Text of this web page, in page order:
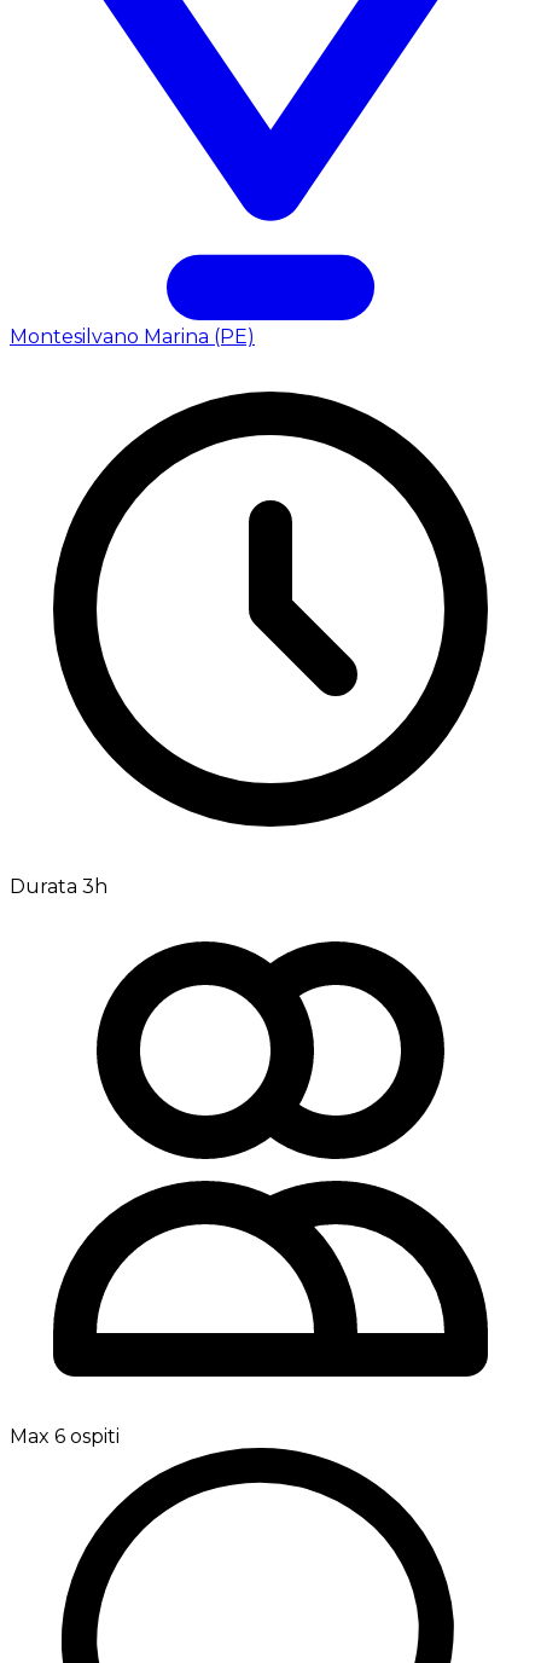
Montesilvano Marina (PE)
Durata 3h
Max 6 ospiti